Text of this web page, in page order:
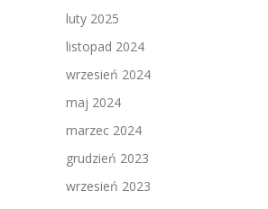
luty 2025
listopad 2024
wrzesień 2024
maj 2024
marzec 2024
grudzień 2023
wrzesień 2023